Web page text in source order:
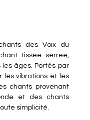
des Voix du
tissée serrée,
âges. Portés par
les vibrations et les
chants provenant
et des chants
simplicité.